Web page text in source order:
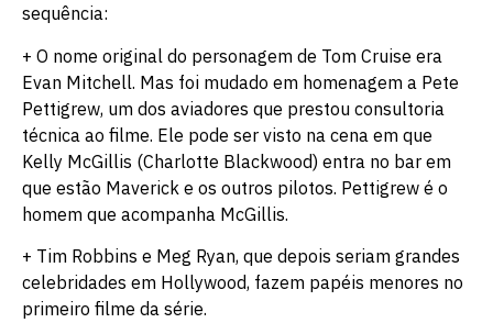
sequência:
+ O nome original do personagem de Tom Cruise era
Evan Mitchell. Mas foi mudado em homenagem a Pete
Pettigrew, um dos aviadores que prestou consultoria
técnica ao filme. Ele pode ser visto na cena em que
Kelly McGillis (Charlotte Blackwood) entra no bar em
que estão Maverick e os outros pilotos. Pettigrew é o
homem que acompanha McGillis.
+ Tim Robbins e Meg Ryan, que depois seriam grandes
celebridades em Hollywood, fazem papéis menores no
primeiro filme da série.